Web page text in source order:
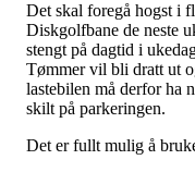
Det skal foregå hogst i
Diskgolfbane de neste
stengt på dagtid i
Tømmer vil bli dratt ut
lastebilen må derfor ha
skilt på parkeringen.
Det er fullt mulig å